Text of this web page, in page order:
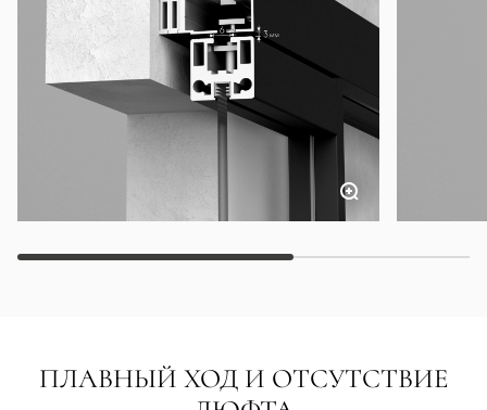
ПЛАВНЫЙ ХОД И ОТСУТСТВИЕ